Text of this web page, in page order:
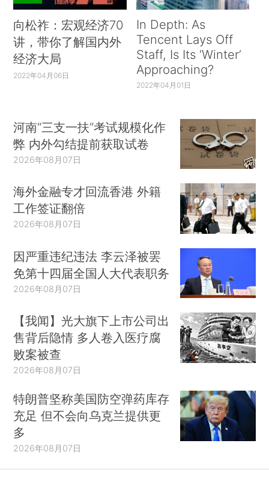
向松祚：宏观经济70
讲，带你了解国内外
经济大局
2022年04月06日
In Depth: As
Tencent Lays Off
Staff, Is Its ‘Winter’
Approaching?
2022年04月01日
河南“三支一扶”考试规模化作
弊 内外勾结提前获取试卷
2026年08月07日
海外金融专才回流香港 外籍
工作签证翻倍
2026年08月07日
因严重违纪违法 李云泽被罢
免第十四届全国人大代表职务
2026年08月07日
【我闻】光大旗下上市公司出
售背后隐情 多人卷入医疗腐
败案被查
2026年08月07日
特朗普坚称美国防空弹药库存
充足 但不会向乌克兰提供更
多
2026年08月07日